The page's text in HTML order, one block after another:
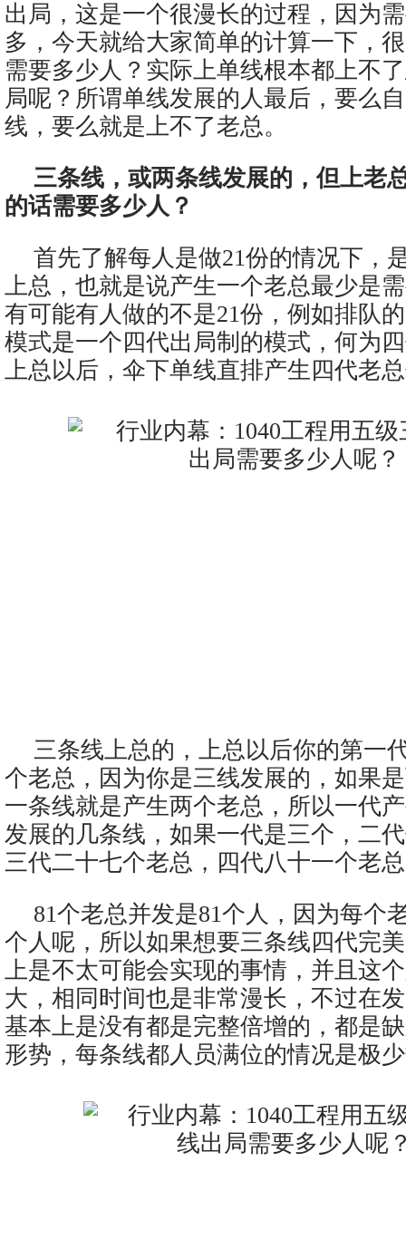
出局，这是一个很漫长的过程，因为
多，今天就给大家简单的计算一下，
需要多少人？实际上单线根本都上不
局呢？所谓单线发展的人最后，要么
线，要么就是上不了老总。
三条线，或两条线发展的，但上老
的话需要多少人？
首先了解每人是做21份的情况下，
上总，也就是说产生一个老总最少是
有可能有人做的不是21份，例如排队
模式是一个四代出局制的模式，何为
上总以后，伞下单线直排产生四代老
三条线上总的，上总以后你的第一
个老总，因为你是三线发展的，如果
一条线就是产生两个老总，所以一代
发展的几条线，如果一代是三个，二
三代二十七个老总，四代八十一个老
81个老总并发是81个人，因为每个
个人呢，所以如果想要三条线四代完
上是不太可能会实现的事情，并且这
大，相同时间也是非常漫长，不过在
基本上是没有都是完整倍增的，都是
形势，每条线都人员满位的情况是极